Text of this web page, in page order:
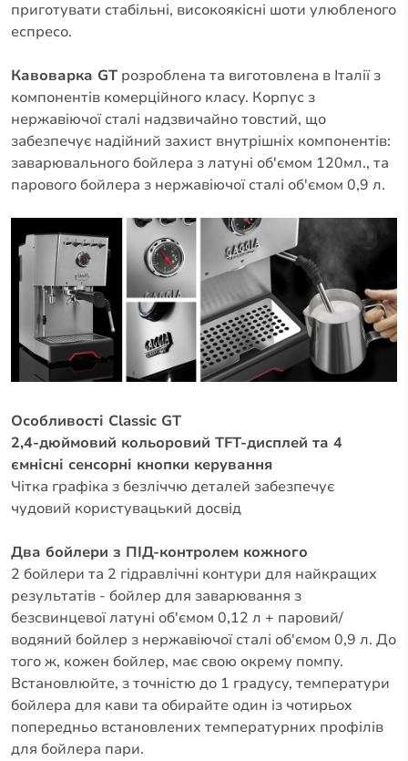
приготувати стабільні, високоякісні шоти улюбленого
еспресо.
Кавоварка GT розроблена та виготовлена в Італії з
компонентів комерційного класу. Корпус з
нержавіючої сталі надзвичайно товстий, що
забезпечує надійний захист внутрішніх компонентів:
заварювального бойлера з латуні об'ємом 120мл., та
парового бойлера з нержавіючої сталі об'ємом 0,9 л.
Особливості Classic GT
2,4-дюймовий кольоровий TFT-дисплей та 4
ємнісні сенсорні кнопки керування
Чітка графіка з безліччю деталей забезпечує
чудовий користувацький досвід
Два бойлери з ПІД-контролем кожного
2 бойлери та 2 гідравлічні контури для найкращих
результатів - бойлер для заварювання з
безсвинцевої латуні об'ємом 0,12 л + паровий/
водяний бойлер з нержавіючої сталі об'ємом 0,9 л. До
того ж, кожен бойлер, має свою окрему помпу.
Встановлюйте, з точністю до 1 градусу, температури
бойлера для кави та обирайте один із чотирьох
попередньо встановлених температурних профілів
для бойлера пари.